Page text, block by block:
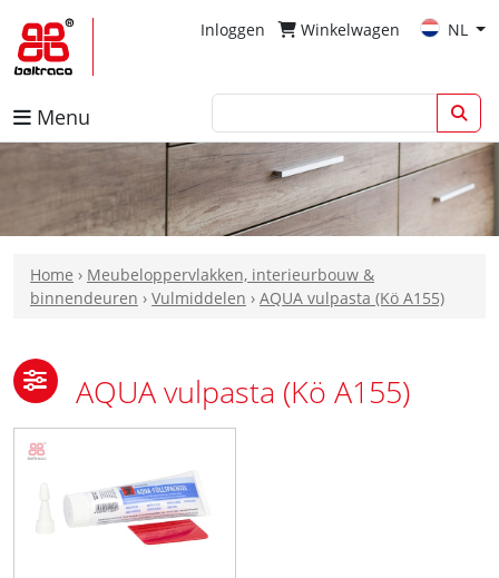
Inloggen Winkelwagen NL
Menu
Home › Meubeloppervlakken, interieurbouw &
binnendeuren › Vulmiddelen › AQUA vulpasta (Kö A155)
AQUA vulpasta (Kö A155)